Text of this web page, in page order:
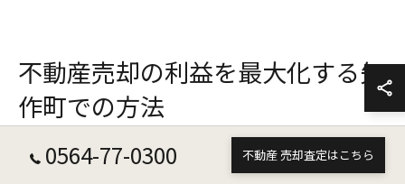
不動産売却の利益を最大化する矢
作町での方法
0564-77-0300 不動産 売却査定はこちら